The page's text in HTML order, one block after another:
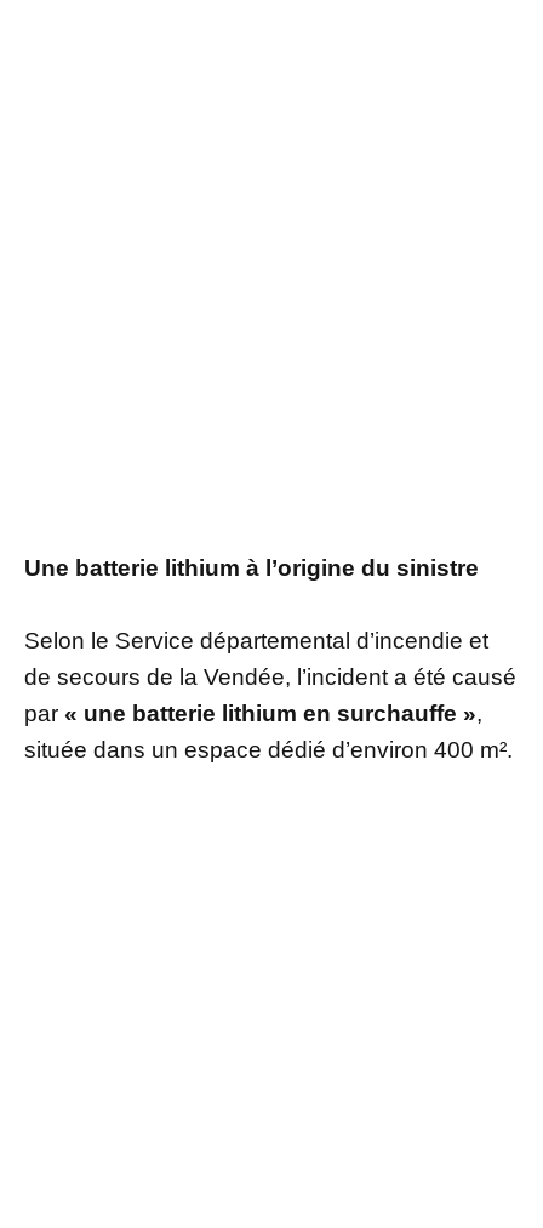
Une batterie lithium à l’origine du sinistre
Selon le Service départemental d’incendie et
de secours de la Vendée, l’incident a été causé
par « une batterie lithium en surchauffe »,
située dans un espace dédié d’environ 400 m².